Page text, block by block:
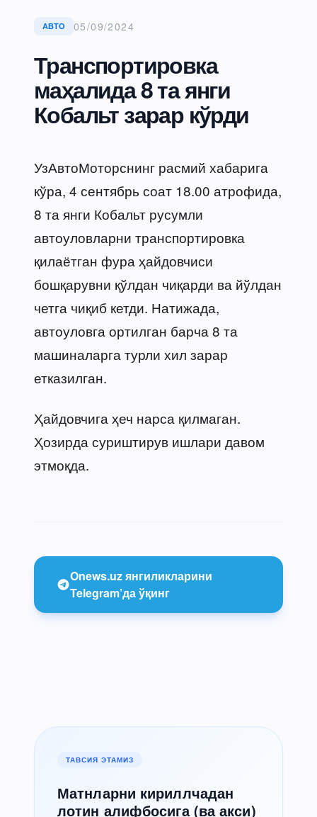
АВТО 05/09/2024
Транспортировка
маҳалида 8 та янги
Кобальт зарар кўрди
УзАвтоМоторснинг расмий хабарига
кўра, 4 сентябрь соат 18.00 атрофида,
8 та янги Кобальт русумли
автоуловларни транспортировка
қилаётган фура ҳайдовчиси
бошқарувни қўлдан чиқарди ва йўлдан
четга чиқиб кетди. Натижада,
автоуловга ортилган барча 8 та
машиналарга турли хил зарар
етказилган.
Ҳайдовчига ҳеч нарса қилмаган.
Ҳозирда суриштирув ишлари давом
этмоқда.
Onews.uz янгиликларини
Telegram’да ўқинг
ТАВСИЯ ЭТАМИЗ
Матнларни кириллчадан
лотин алифбосига (ва акси)